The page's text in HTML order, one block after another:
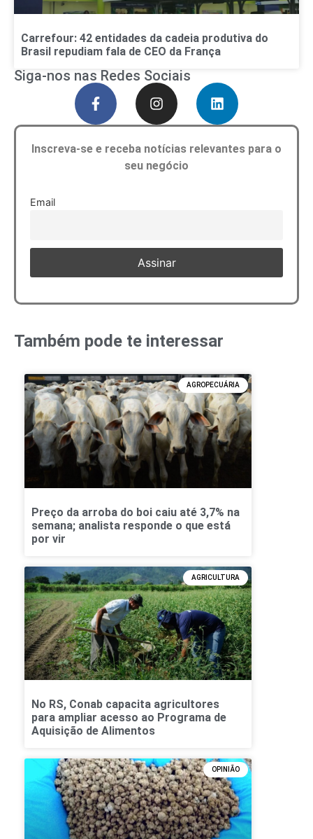
Carrefour: 42 entidades da cadeia produtiva do
Brasil repudiam fala de CEO da França
Siga-nos nas Redes Sociais
Inscreva-se e receba notícias relevantes para o
seu negócio
Email
Também pode te interessar
AGROPECUÁRIA
Preço da arroba do boi caiu até 3,7% na
semana; analista responde o que está
por vir
AGRICULTURA
No RS, Conab capacita agricultores
para ampliar acesso ao Programa de
Aquisição de Alimentos
OPINIÃO